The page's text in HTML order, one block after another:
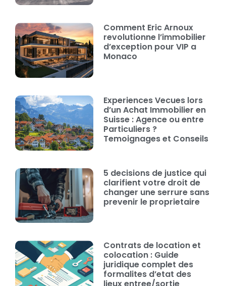
Comment Eric Arnoux
revolutionne l’immobilier
d’exception pour VIP a
Monaco
Experiences Vecues lors
d’un Achat Immobilier en
Suisse : Agence ou entre
Particuliers ?
Temoignages et Conseils
5 decisions de justice qui
clarifient votre droit de
changer une serrure sans
prevenir le proprietaire
Contrats de location et
colocation : Guide
juridique complet des
formalites d’etat des